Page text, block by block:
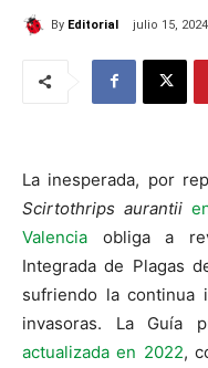
By Editorial julio 15, 2024
La inesperada, por
Scirtothrips aurantii
Valencia obliga a
Integrada de Plagas
sufriendo la continua
invasoras. La Guía
actualizada en 2022,